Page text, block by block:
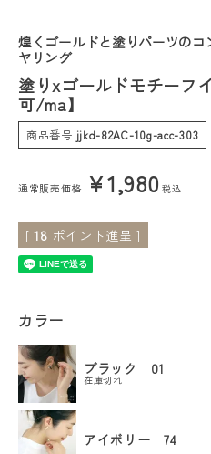
ファッション雑貨
会員ステージ特典プログラムに
煌くゴールドと塗りパーツの
ヤリング
塗りxゴールドモチーフ
可/ma】
商品番号 jjkd-82AC-10g-acc-303
通常販売価格 ¥1,980 税込
[ 18 ポイント進呈 ]
カラー
ブラック 01
在庫切れ
アイボリー 74